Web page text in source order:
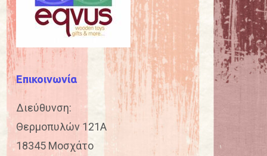
Επικοινωνία
Διεύθυνση:
Θερμοπυλών 121Α
18345 Μοσχάτο